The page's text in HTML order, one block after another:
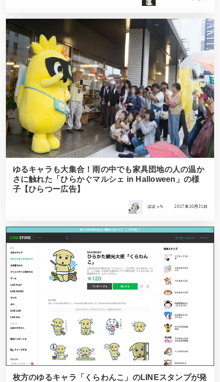
ゆるキャラも大集合！雨の中でも家具団地の人の温か
さに触れた「ひらかぐマルシェ in Halloween」の様
子【ひらつー広告】
ばばっち 2017年10月31日
枚方のゆるキャラ「くらわんこ」のLINEスタンプが発